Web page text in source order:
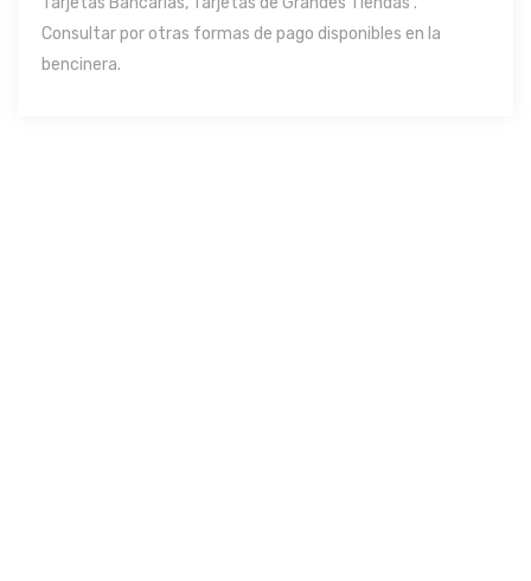
Consultar por otras formas de pago disponibles en la
bencinera.